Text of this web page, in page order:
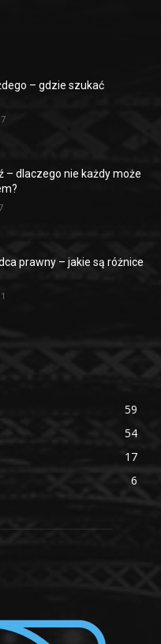
– gdzie szukać
– dlaczego nie każdy może
prawny – jakie są różnice
59
54
17
6